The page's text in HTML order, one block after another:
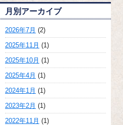
月別アーカイブ
2026年7月 (2)
2025年11月 (1)
2025年10月 (1)
2025年4月 (1)
2024年1月 (1)
2023年2月 (1)
2022年11月 (1)